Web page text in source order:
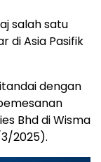
salah satu
di Asia Pasifik
dengan
Bhd di Wisma
2025).